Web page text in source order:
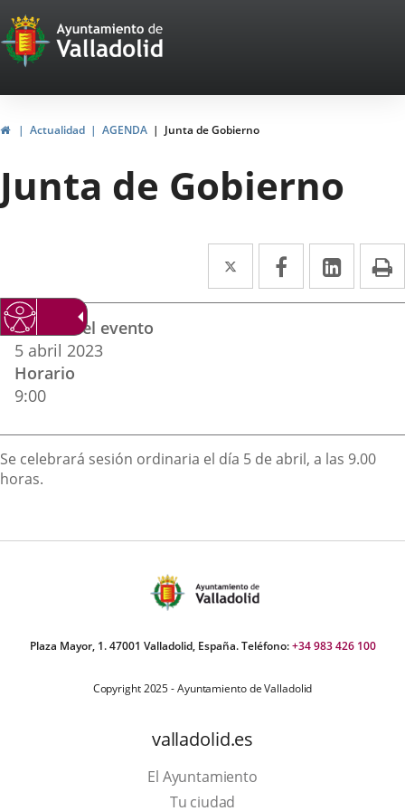
Portal
Web
del
Ayuntamiento
de
Valladolid
HomeActualidad AGENDA Junta de Gobierno
Junta de Gobierno
Twitter
Enlace
a
Facebook
Enlace
a
Enlace
a
Datos
del
evento
Fechas del evento
5 abril 2023
Horario
9:00
Descripción
Se celebrará sesión ordinaria el día 5 de abril, a las 9.00
horas.
Plaza Mayor, 1. 47001 Valladolid, España. Teléfono:+34 983 426 100
Copyright 2025 - Ayuntamiento de Valladolid
valladolid.es
El Ayuntamiento
Tu ciudad